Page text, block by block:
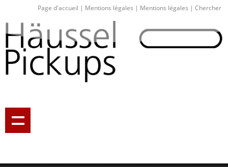
Page d'accueil | Mentions légales | Mentions légales | Chercher